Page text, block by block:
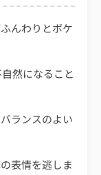
んわりとボケ
然になること
ランスのよい
表情を逃しま